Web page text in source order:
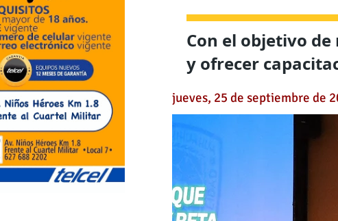
Con el objetivo
y ofrecer
jueves, 25 de septiembre de